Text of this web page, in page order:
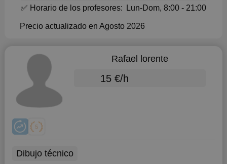
✅ Horario de los profesores: Lun-Dom, 8:00 - 21:00
Precio actualizado en Agosto 2026
Rafael lorente
15 €/h
Dibujo técnico